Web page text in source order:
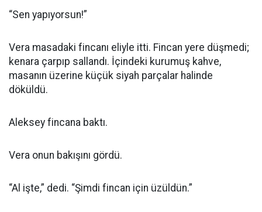
“Sen yapıyorsun!”
Vera masadaki fincanı eliyle itti. Fincan yere düşmedi;
kenara çarpıp sallandı. İçindeki kurumuş kahve,
masanın üzerine küçük siyah parçalar halinde
döküldü.
Aleksey fincana baktı.
Vera onun bakışını gördü.
“Al işte,” dedi. “Şimdi fincan için üzüldün.”